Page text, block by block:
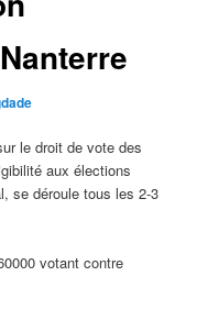
le droit de vote des
aux élections
se déroule tous les 2-3
votant contre